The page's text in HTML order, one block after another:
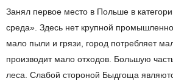
Занял первое место в Польше в
среда». Здесь нет крупной
мало пыли и грязи, город потребляет
производит мало отходов. Большую
леса. Слабой стороной Быдгоща